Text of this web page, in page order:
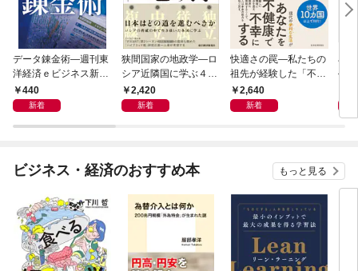
データ錬金術―週刊東
洋経済ｅビジネス新書
Ｎo.493
440
新着
狭間国家の地政学―ロ
シア近隣国に学ぶ４つ
の生き残り戦略
2,420
新着
快適さの罠―私たちの
祖先が経験した「不快
さ」が人生を充実させ
る
2,640
新着
石
―大
２
ビジネス・経済のおすすめ本 もっと見る